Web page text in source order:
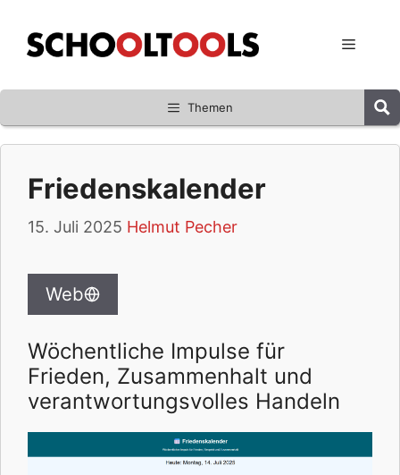
Inhalt
springen
Menü
Themen
Friedenskalender
15. Juli 2025 Helmut Pecher
Web
Wöchentliche Impulse für
Frieden, Zusammenhalt und
verantwortungsvolles Handeln